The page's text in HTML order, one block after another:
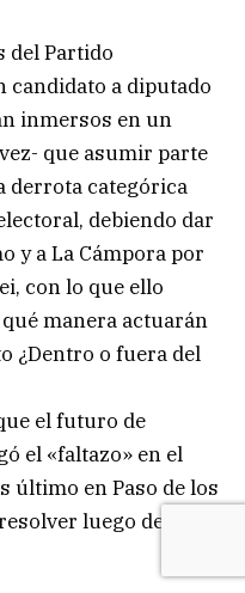
del Partido
candidato a diputado
inmersos en un
que asumir parte
derrota categórica
debiendo dar
y a La Cámpora por
con lo que ello
manera actuarán
¿Dentro o fuera del
el futuro de
el «faltazo» en el
último en Paso de los
luego del 10